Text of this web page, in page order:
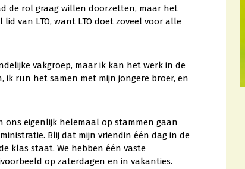
de rol graag willen doorzetten, maar het
van LTO, want LTO doet zoveel voor alle
vakgroep, maar ik kan het werk in de
ik run het samen met mijn jongere broer, en
ons eigenlijk helemaal op stammen gaan
Blij dat mijn vriendin één dag in de
klas staat. We hebben één vaste
op zaterdagen en in vakanties.